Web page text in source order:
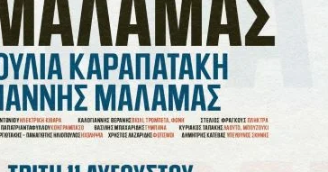
των εφαρμογών
του ΑΙ ήταν
φετινό Worldwide
αμερικανικού
της.